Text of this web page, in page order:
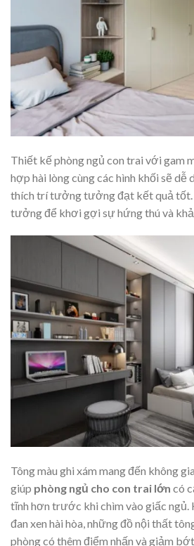
Thiết kế phòng ngủ con trai với gam
hợp hài lòngcùng các hình khối sẽ dễ
thích trí tưởng tưởngđạt kết quả tốt
tưởng để khơi gợi sự hứng thú và
Tông màu ghi xám mang đến không
giúp phòng ngủ cho con trai lớn có
tĩnh hơn trước khi chìm vào giấc ngủ.
đan xen hài hòa, những đồ nội thất
phòng có thêm điểm nhấn và giảm